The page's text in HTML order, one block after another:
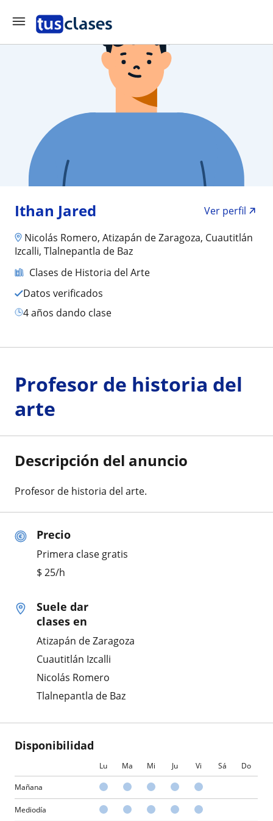
Ithan Jared
Ver perfil
Nicolás Romero, Atizapán de Zaragoza, Cuautitlán
Izcalli, Tlalnepantla de Baz
Clases de Historia del Arte
Datos verificados
4 años dando clase
Precio
Primera clase gratis
$ 25/h
Suele dar
clases en
Atizapán de Zaragoza
Cuautitlán Izcalli
Nicolás Romero
Tlalnepantla de Baz
Disponibilidad
Lu Ma Mi Ju Vi Sá Do
Mañana
Mediodía
Profesor de historia del
arte
Descripción del anuncio
Profesor de historia del arte.